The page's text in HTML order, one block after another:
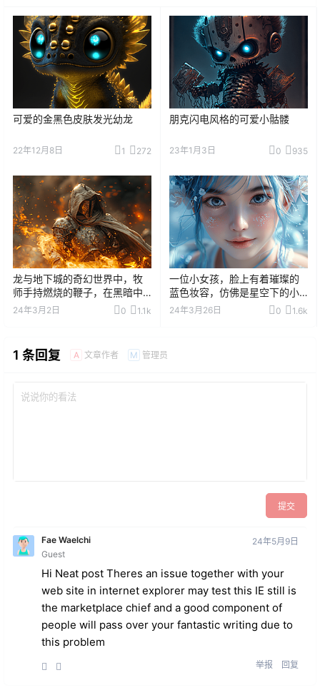
可爱的金黑色皮肤发光幼龙
22年12月8日 1 272
朋克闪电风格的可爱小骷髅
23年1月3日 0 935
龙与地下城的奇幻世界中，牧
师手持燃烧的鞭子，在黑暗中
挥舞着希望之光。
24年3月2日 0 1.1k
一位小女孩，脸上有着璀璨的
蓝色妆容，仿佛是星空下的小
精灵。
24年3月26日 0 1.6k
1 条回复 A 文章作者 M 管理员
提交
Fae Waelchi
Guest
24年5月9日
Hi Neat post Theres an issue together with your
web site in internet explorer may test this IE still is
the marketplace chief and a good component of
people will pass over your fantastic writing due to
this problem
举报 回复